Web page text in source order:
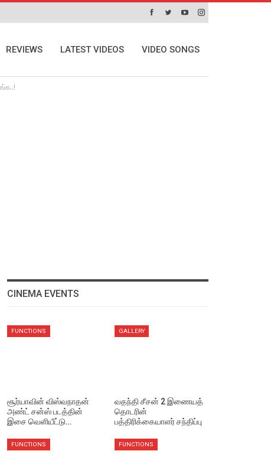
REVIEWS LATEST VIDEOS VIDEO SONGS
CINEMA EVENTS
FUNCTIONS
சூர்யாவின் விஸ்வநாதன்
அண்ட் சன்ஸ் படத்தின்
இசை வெளியீட்டு…
GALLERY
வதந்தி சீசன் 2 இணையத்
தொடரின்
பத்திரிக்கையாளர் சந்திப்பு
FUNCTIONS FUNCTIONS